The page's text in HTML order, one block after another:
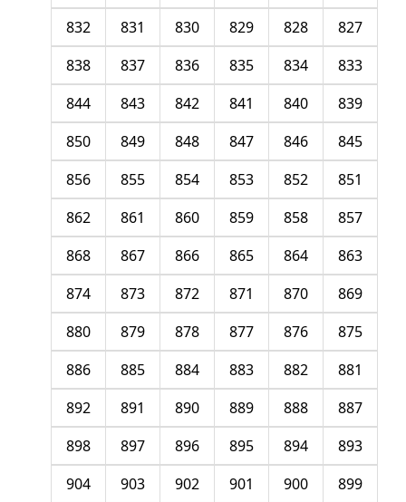
827
828
829
830
831
832
833
834
835
836
837
838
839
840
841
842
843
844
845
846
847
848
849
850
851
852
853
854
855
856
857
858
859
860
861
862
863
864
865
866
867
868
869
870
871
872
873
874
875
876
877
878
879
880
881
882
883
884
885
886
887
888
889
890
891
892
893
894
895
896
897
898
899
900
901
902
903
904